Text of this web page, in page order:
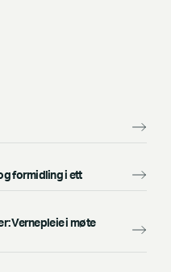
formidling i ett
Vernepleie i møte